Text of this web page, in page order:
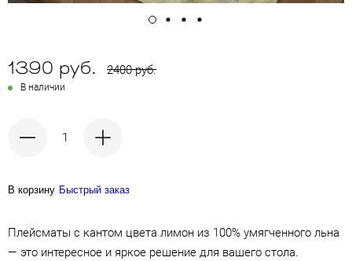
1390 руб. 2400 руб.
В наличии
В корзину Быстрый заказ
Плейсматы с кантом цвета лимон из 100% умягченного льна
— это интересное и яркое решение для вашего стола.